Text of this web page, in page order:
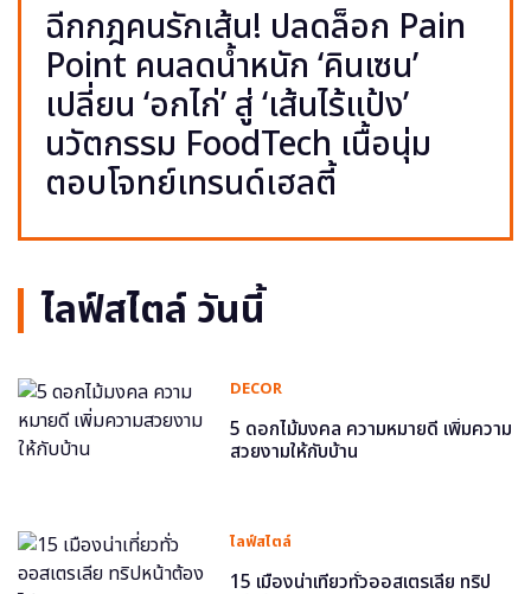
ฉีกกฎคนรักเส้น! ปลดล็อก Pain
Point คนลดน้ำหนัก ‘คินเซน’
เปลี่ยน ‘อกไก่’ สู่ ‘เส้นไร้แป้ง’
นวัตกรรม FoodTech เนื้อนุ่ม
ตอบโจทย์เทรนด์เฮลตี้
ไลฟ์สไตล์ วันนี้
DECOR
5 ดอกไม้มงคล ความหมายดี เพิ่มความ
สวยงามให้กับบ้าน
ไลฟ์สไตล์
15 เมืองน่าเที่ยวทั่วออสเตรเลีย ทริป